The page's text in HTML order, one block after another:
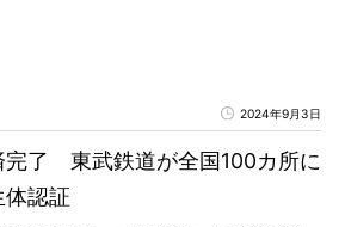
2024年9月3日
完了 東武鉄道が全国100カ所に
認証